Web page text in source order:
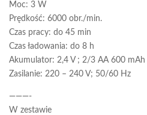
Moc: 3 W
Prędkość: 6000 obr./min.
Czas pracy: do 45 min
Czas ładowania: do 8 h
Akumulator: 2,4 V ; 2/3 AA 600 mAh
Zasilanie: 220 – 240 V; 50/60 Hz
———-
W zestawie